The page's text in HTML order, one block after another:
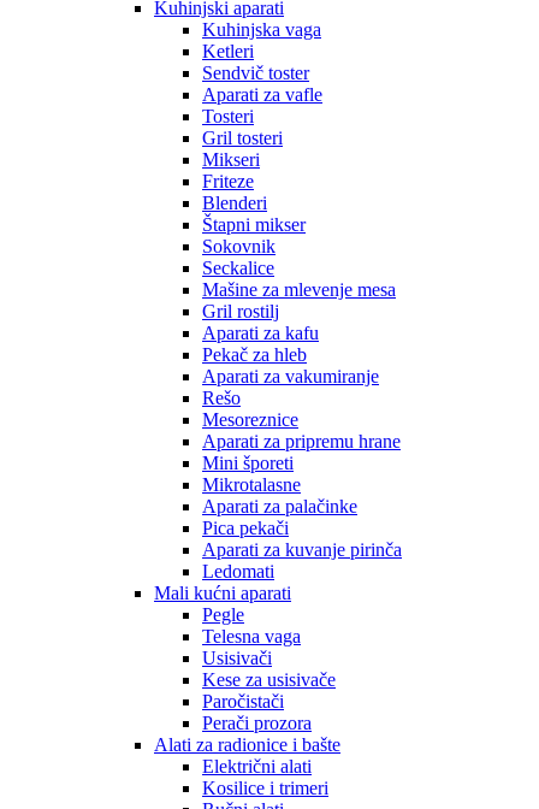
Kuhinjski aparati
Kuhinjska vaga
Ketleri
Sendvič toster
Aparati za vafle
Tosteri
Gril tosteri
Mikseri
Friteze
Blenderi
Štapni mikser
Sokovnik
Seckalice
Mašine za mlevenje mesa
Gril rostilj
Aparati za kafu
Pekač za hleb
Aparati za vakumiranje
Rešo
Mesoreznice
Aparati za pripremu hrane
Mini šporeti
Mikrotalasne
Aparati za palačinke
Pica pekači
Aparati za kuvanje pirinča
Ledomati
Mali kućni aparati
Pegle
Telesna vaga
Usisivači
Kese za usisivače
Paročistači
Perači prozora
Alati za radionice i bašte
Električni alati
Kosilice i trimeri